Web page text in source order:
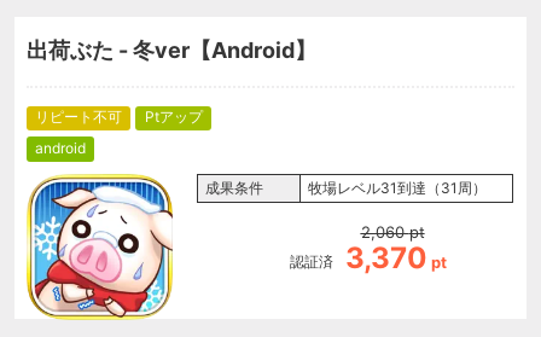
出荷ぶた - 冬ver【Android】
リピート不可
Ptアップ
android
成果条件 牧場レベル31到達（31周）
認証済
2,060 pt
3,370 pt